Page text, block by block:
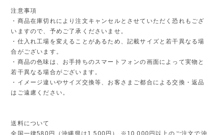
注意事項
・商品在庫切れにより注文キャンセルとさせていただく恐れもござ
いますので、予めご了承くださいませ。
・仕入れ工場を変えることがあるため、記載サイズと若干異なる場
合がございます。
・商品の色味は、お手持ちのスマートフォンの画面によって実物と
若干異なる場合がございます。
・イメージ違いやサイズ交換等、お客さまご都合による交換・返品
はご遠慮ください。
送料について
全国一律580円（沖縄県は1,500円） ※10,000円以上のご注文で沖